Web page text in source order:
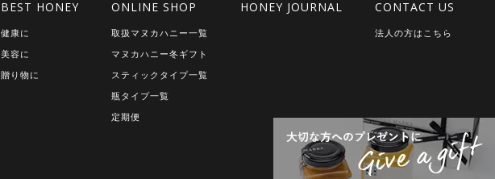
BEST HONEY
健康に
美容に
贈り物に
ONLINE SHOP
取扱マヌカハニー一覧
マヌカハニー冬ギフト
スティックタイプ一覧
瓶タイプ一覧
定期便
HONEY JOURNAL CONTACT US
法人の方はこちら